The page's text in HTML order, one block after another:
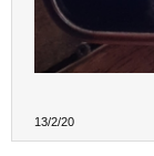
13/2/20